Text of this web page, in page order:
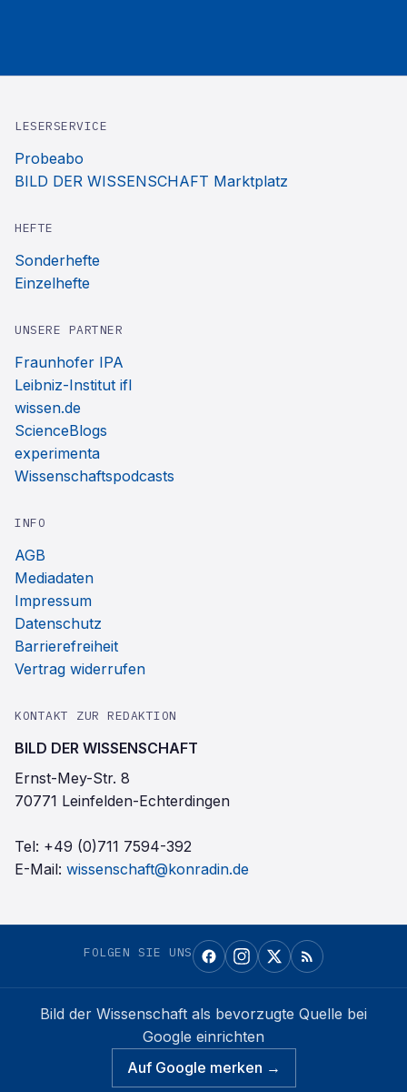
LESERSERVICE
Probeabo
BILD DER WISSENSCHAFT Marktplatz
HEFTE
Sonderhefte
Einzelhefte
UNSERE PARTNER
Fraunhofer IPA
Leibniz-Institut ifl
wissen.de
ScienceBlogs
experimenta
Wissenschaftspodcasts
INFO
AGB
Mediadaten
Impressum
Datenschutz
Barrierefreiheit
Vertrag widerrufen
KONTAKT ZUR REDAKTION
BILD DER WISSENSCHAFT
Ernst-Mey-Str. 8
70771 Leinfelden-Echterdingen
Tel: +49 (0)711 7594-392
E-Mail: wissenschaft@konradin.de
FOLGEN SIE UNS
Bild der Wissenschaft als bevorzugte Quelle bei
Google einrichten
Auf Google merken →